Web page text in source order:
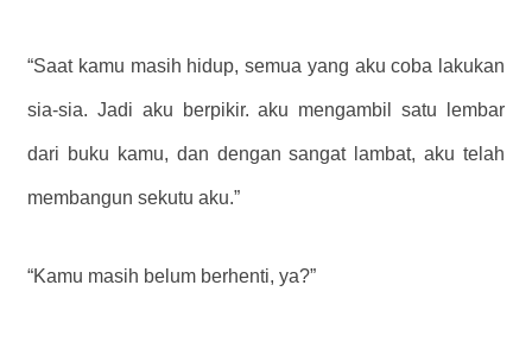
“Saat kamu masih hidup, semua yang aku coba lakukan
sia-sia. Jadi aku berpikir. aku mengambil satu lembar
dari buku kamu, dan dengan sangat lambat, aku telah
membangun sekutu aku.”
“Kamu masih belum berhenti, ya?”